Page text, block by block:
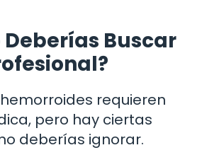
Buscar
requieren
pero hay ciertas
deberías ignorar.